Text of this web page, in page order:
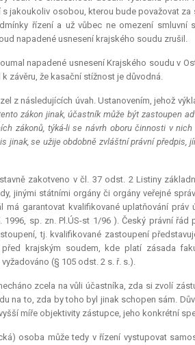
jakoukoliv osobou, kterou bude považovat
řízení a už vůbec ne omezení smluvní
napadené usnesení krajského soudu zrušil.
napadené usnesení Krajského soudu v
závěru, že kasační stížnost je důvodná.
z následujících úvah. Ustanovením, jehož
zákon jinak, účastník může být zastoupen
zákonů, týká-li se návrh oboru činnosti v
jinak, se užije obdobně zvláštní právní
zakotveno v čl. 37 odst. 2 Listiny
jinými státními orgány či orgány veřejné
má garantovat kvalifikované uplatňování
1996, sp. zn. Pl.ÚS-st 1/96 ). Český právní
tj. kvalifikované zastoupení
krajským soudem, kde platí zásada
(§ 105 odst. 2 s. ř. s.).
zcela na vůli účastníka, zda si zvolí
na to, zda by toho byl jinak schopen sám.
míře objektivity zástupce, jeho konkrétní
osoba může tedy v řízení vystupovat